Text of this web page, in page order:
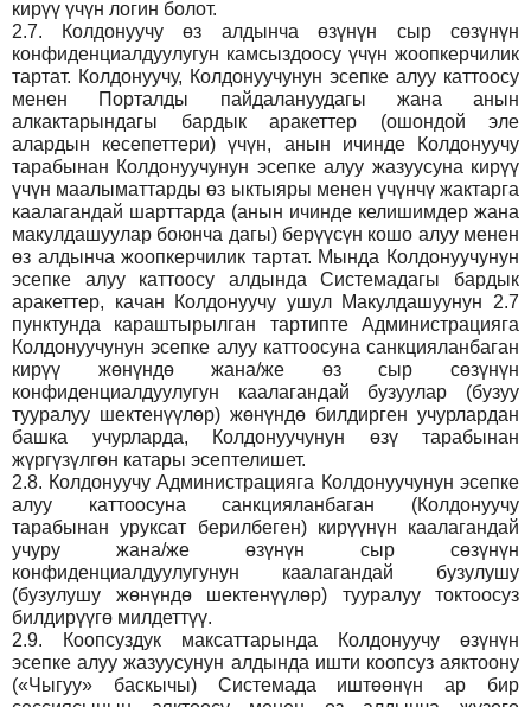
кирүү үчүн логин болот.
2.7.
Колдонуучу өз алдынча өзүнүн сыр сөзүнүн
конфиденциалдуулугун камсыздоосу үчүн жоопкерчилик
тартат. Колдонуучу, Колдонуучунун эсепке алуу каттоосу
менен Порталды пайдалануудагы жана анын
алкактарындагы бардык аракеттер (ошондой эле
алардын кесепеттери) үчүн, анын ичинде Колдонуучу
тарабынан Колдонуучунун эсепке алуу жазуусуна кирүү
үчүн маалыматтарды өз ыктыяры менен үчүнчү жактарга
каалагандай шарттарда (анын ичинде келишимдер жана
макулдашуулар боюнча дагы) берүүсүн кошо алуу менен
өз алдынча жоопкерчилик тартат. Мында Колдонуучунун
эсепке алуу каттоосу алдында Системадагы бардык
аракеттер, качан Колдонуучу ушул Макулдашуунун 2.7
пунктунда караштырылган тартипте Администрацияга
Колдонуучунун эсепке алуу каттоосуна санкцияланбаган
кирүү жөнүндө жана/же өз сыр сөзүнүн
конфиденциалдуулугун каалагандай бузуулар (бузуу
тууралуу шектенүүлөр) жөнүндө билдирген учурлардан
башка учурларда, Колдонуучунун өзү тарабынан
жүргүзүлгөн катары эсептелишет.
2.8. Колдонуучу Администрацияга Колдонуучунун эсепке
алуу каттоосуна санкцияланбаган (Колдонуучу
тарабынан уруксат берилбеген) кирүүнүн каалагандай
учуру жана/же өзүнүн сыр сөзүнүн
конфиденциалдуулугунун каалагандай бузулушу
(бузулушу жөнүндө шектенүүлөр) тууралуу токтоосуз
билдирүүгө милдеттүү.
2.9.
Коопсуздук максаттарында Колдонуучу өзүнүн
эсепке алуу жазуусунун алдында ишти коопсуз аяктоону
(«Чыгуу» баскычы) Системада иштөөнүн ар бир